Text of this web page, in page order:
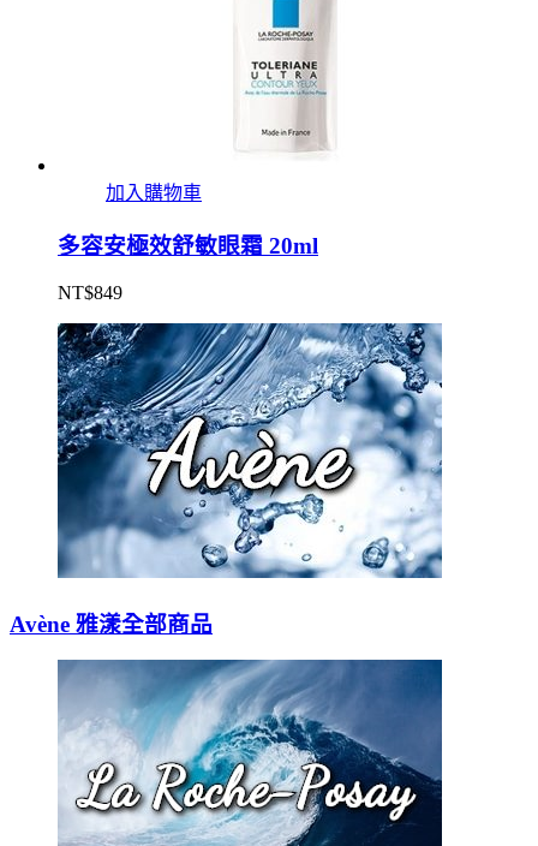
加入購物車
多容安極效舒敏眼霜 20ml
NT$849
Avène 雅漾全部商品